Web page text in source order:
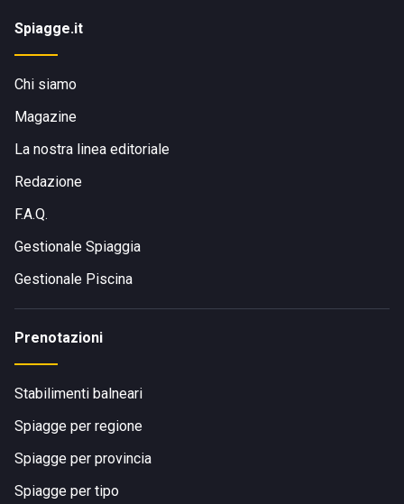
Spiagge.it
Chi siamo
Magazine
La nostra linea editoriale
Redazione
F.A.Q.
Gestionale Spiaggia
Gestionale Piscina
Prenotazioni
Stabilimenti balneari
Spiagge per regione
Spiagge per provincia
Spiagge per tipo